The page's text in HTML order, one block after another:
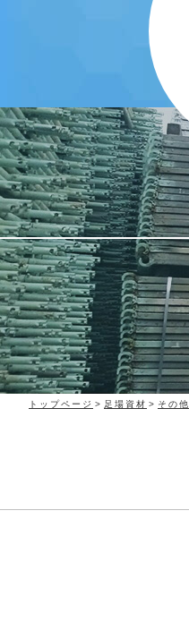
トップページ 足場資材 その他